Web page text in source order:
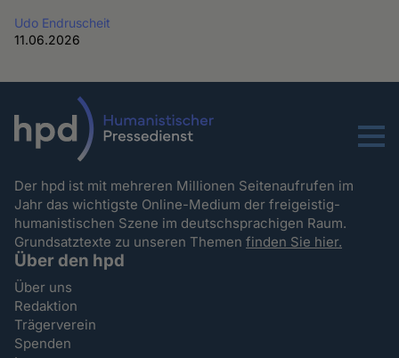
Udo Endruscheit
11.06.2026
Menu
Der hpd ist mit mehreren Millionen Seitenaufrufen im
Jahr das wichtigste Online-Medium der freigeistig-
humanistischen Szene im deutschsprachigen Raum.
Grundsatztexte zu unseren Themenfinden Sie hier.
Über den hpd
Über uns
Redaktion
Trägerverein
Spenden